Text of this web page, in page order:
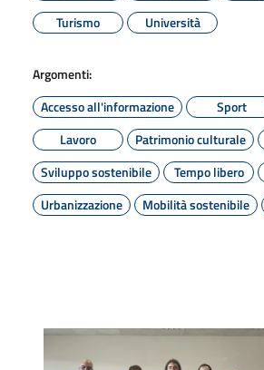
Turismo
Università
Argomenti:
Accesso all'informazione
Sport
Lavoro
Patrimonio culturale
Sviluppo sostenibile
Tempo libero
Urbanizzazione
Mobilità sostenibile